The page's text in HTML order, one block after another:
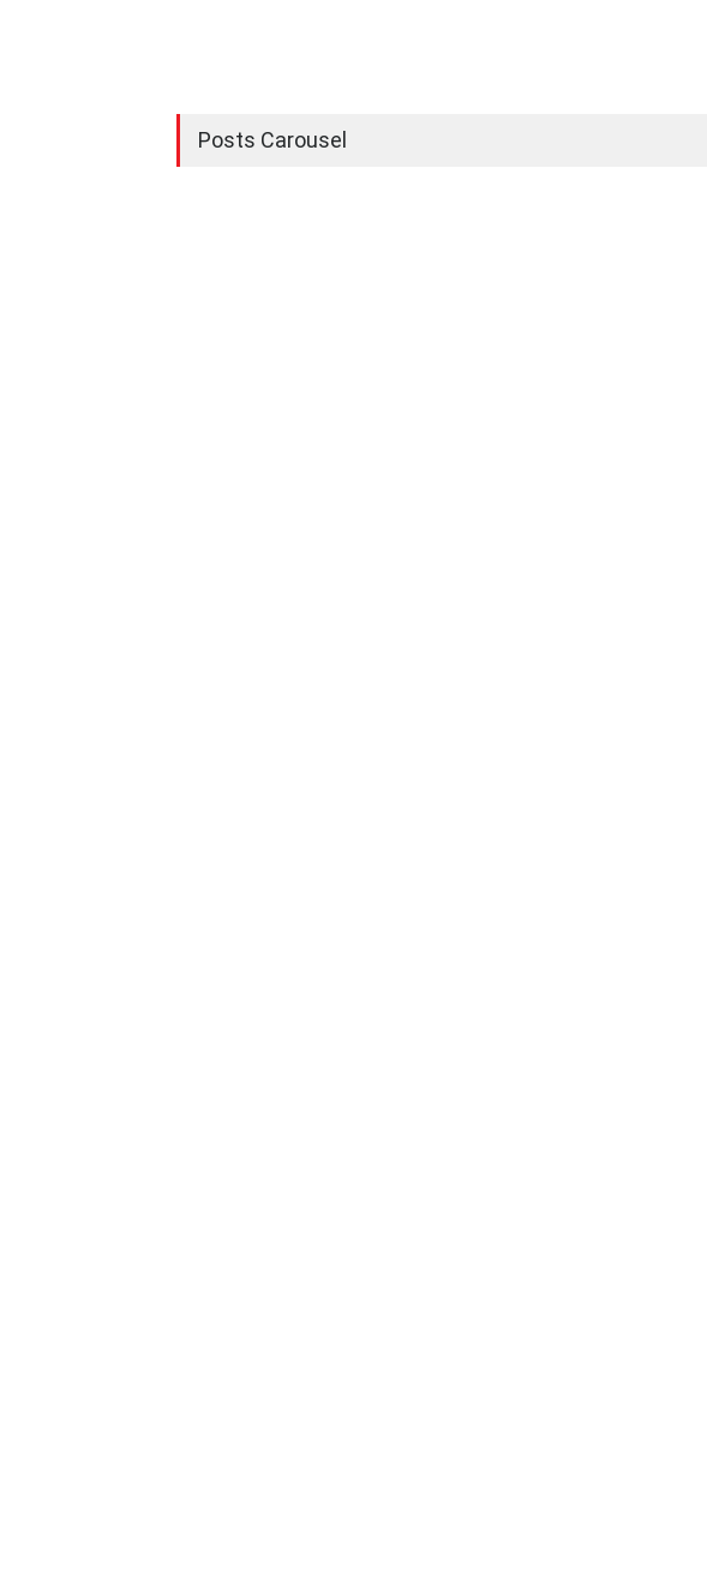
Posts Carousel